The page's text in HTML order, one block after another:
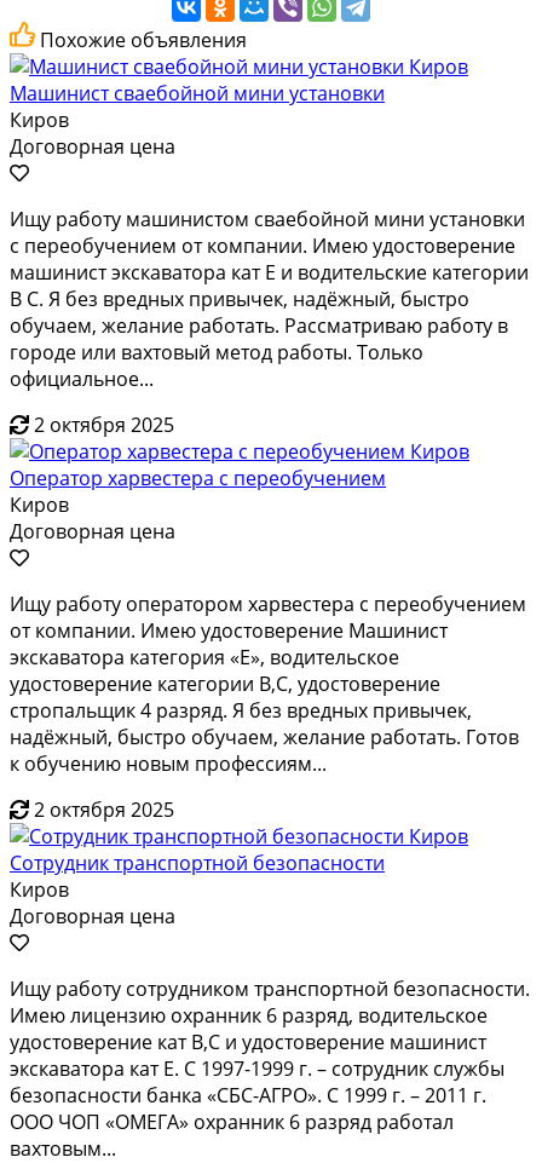
Похожие объявления
Машинист сваебойной мини установки
Киров
Договорная цена
Ищу работу машинистом сваебойной мини установки
с переобучением от компании. Имею удостоверение
машинист экскаватора кат Е и водительские категории
В С. Я без вредных привычек, надёжный, быстро
обучаем, желание работать. Рассматриваю работу в
городе или вахтовый метод работы. Только
официальное...
2 октября 2025
Оператор харвестера с переобучением
Киров
Договорная цена
Ищу работу оператором харвестера с переобучением
от компании. Имею удостоверение Машинист
экскаватора категория «Е», водительское
удостоверение категории В,С, удостоверение
стропальщик 4 разряд. Я без вредных привычек,
надёжный, быстро обучаем, желание работать. Готов
к обучению новым профессиям...
2 октября 2025
Сотрудник транспортной безопасности
Киров
Договорная цена
Ищу работу сотрудником транспортной безопасности.
Имею лицензию охранник 6 разряд, водительское
удостоверение кат В,С и удостоверение машинист
экскаватора кат Е. С 1997-1999 г. – сотрудник службы
безопасности банка «СБС-АГРО». С 1999 г. – 2011 г.
ООО ЧОП «ОМЕГА» охранник 6 разряд работал
вахтовым...